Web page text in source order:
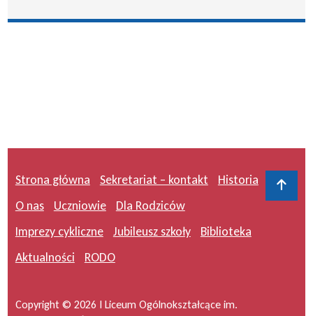
Strona główna Sekretariat – kontakt
Historia
O nas
Uczniowie
Dla Rodziców
Imprezy cykliczne
Jubileusz szkoły
Biblioteka
Aktualności
RODO
Copyright © 2026 I Liceum Ogólnokształcące im.
Do